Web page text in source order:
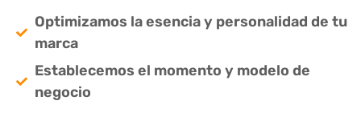
Optimizamos la esencia y personalidad de tu
marca
Establecemos el momento y modelo de
negocio